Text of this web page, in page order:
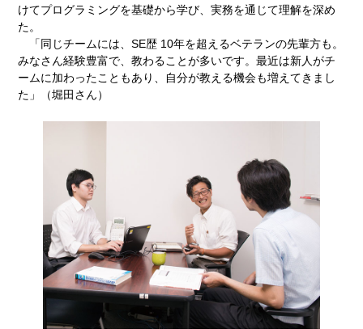
けてプログラミングを基礎から学び、実務を通じて理解を深め
た。
「同じチームには、SE歴 10年を超えるベテランの先輩方も。
みなさん経験豊富で、教わることが多いです。最近は新人がチ
ームに加わったこともあり、自分が教える機会も増えてきまし
た」（堀田さん）